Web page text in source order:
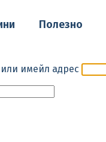
Полезно
имейл адрес